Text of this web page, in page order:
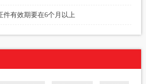
件有效期要在6个月以上